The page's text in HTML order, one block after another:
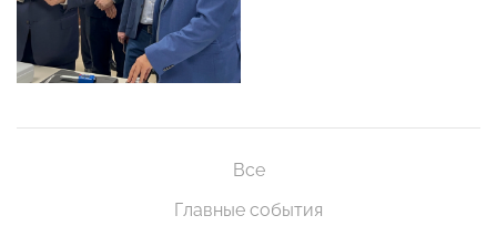
Все
Главные события